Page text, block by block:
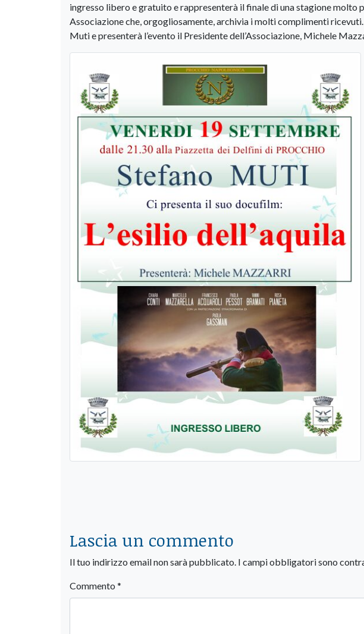
ingresso libero e gratuito e rappresenterà il finale di una stagione
Associazione che, orgogliosamente, archivia i molti complimenti
Muti e presenterà l’evento il Presidente dell’Associazione, Michele
Lascia un commento
Il tuo indirizzo email non sarà pubblicato. I campi obbligatori sono
Commento *